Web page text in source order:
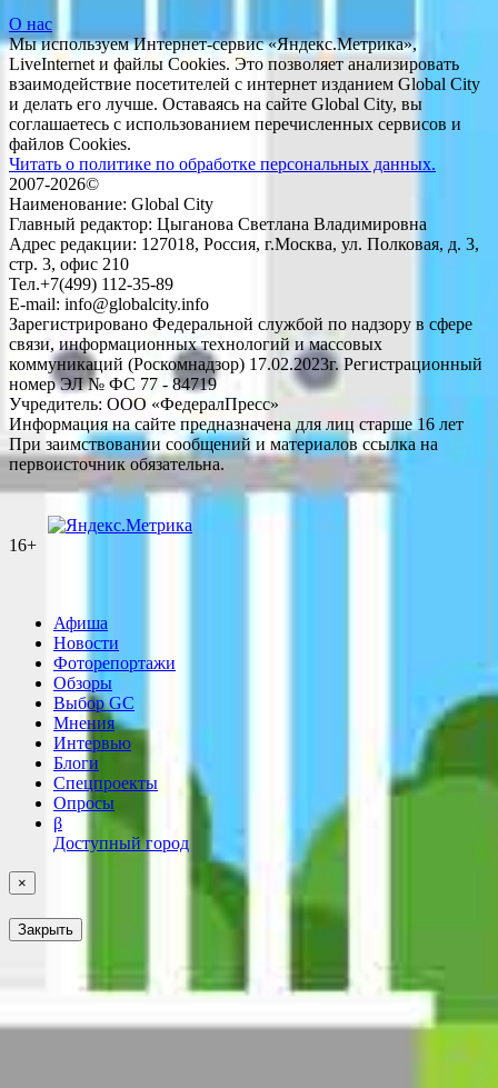
О нас
Мы используем Интернет-сервис «Яндекс.Метрика»,
LiveInternet и файлы Cookies. Это позволяет анализировать
взаимодействие посетителей с интернет изданием Global City
и делать его лучше. Оставаясь на сайте Global City, вы
соглашаетесь с использованием перечисленных сервисов и
файлов Cookies.
Читать о политике по обработке персональных данных.
2007-2026©
Наименование: Global City
Главный редактор: Цыганова Светлана Владимировна
Адрес редакции: 127018, Россия, г.Москва, ул. Полковая, д. 3,
стр. 3, офис 210
Тел.+7(499) 112-35-89
E-mail: info@globalcity.info
Зарегистрировано Федеральной службой по надзору в сфере
связи, информационных технологий и массовых
коммуникаций (Роскомнадзор) 17.02.2023г. Регистрационный
номер ЭЛ № ФС 77 - 84719
Учредитель: ООО «ФедералПресс»
Информация на сайте предназначена для лиц старше 16 лет
При заимствовании сообщений и материалов ссылка на
первоисточник обязательна.
16+
Афиша
Новости
Фоторепортажи
Обзоры
Выбор GC
Мнения
Интервью
Блоги
Спецпроекты
Опросы
β
Доступный город
×
Закрыть